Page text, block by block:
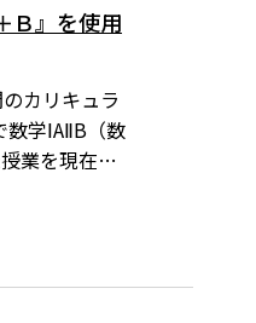
Ｂ』を使用
カリキュラ
学ⅠAⅡB（数
業を現在展